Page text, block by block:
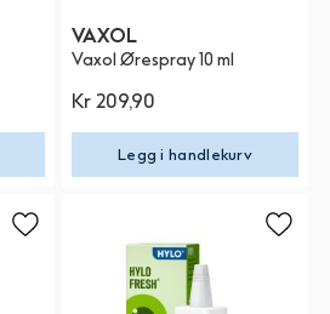
VAXOL
Vaxol Ørespray 10 ml
Kr 209,90
Legg i handlekurv